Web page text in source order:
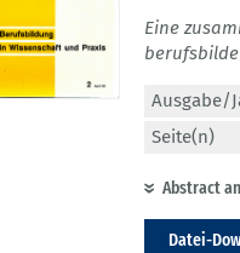
Eine
Ausgabe/
Seite(n)
Abstract
Datei-